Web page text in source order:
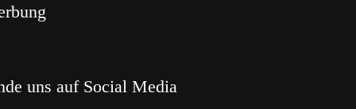
uns auf Social Media